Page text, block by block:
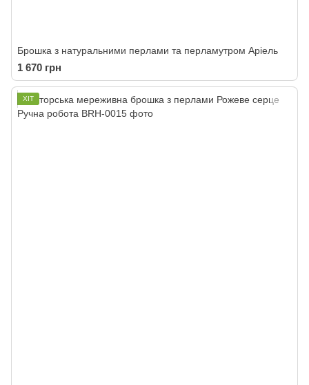
Брошка з натуральними перлами та перламутром Аріель
1 670 грн
ХІТ